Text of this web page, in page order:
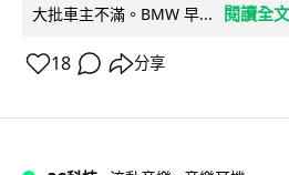
大批車主不滿。BMW 早...
閱讀全文
18 分享